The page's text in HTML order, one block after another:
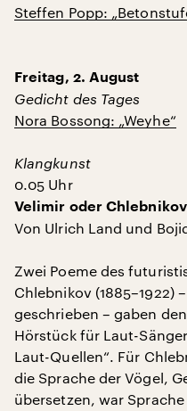
Steffen Popp:
Freitag, 2. August
Gedicht des Tages
Nora Bossong: „Weyhe“
Klangkunst
0.05 Uhr
Velimir oder
Von Ulrich Land und
Zwei Poeme des
Chlebnikov (1885–1922)
geschrieben – gaben
Hörstück für Laut-
Laut-Quellen“. Für
die Sprache der Vögel,
übersetzen, war